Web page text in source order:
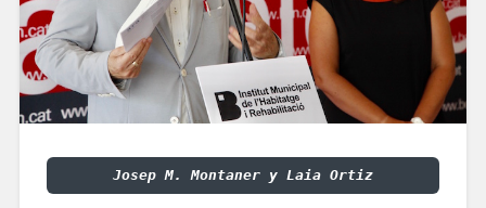
Josep M. Montaner y Laia Ortiz